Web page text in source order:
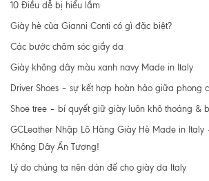
10 Điều dễ bị hiểu lầm
Giày hè của Gianni Conti có gì đặc biệt?
Các bước chăm sóc giầy da
Giày không dây màu xanh navy Made in Italy
Driver Shoes – sự kết hợp hoàn hảo giữa phong
Shoe tree – bí quyết giữ giày luôn khô thoáng &
GCLeather Nhập Lô Hàng Giày Hè Made in Italy
Không Dây Ấn Tượng!
Lý do chúng ta nên dán đế cho giày da Italy